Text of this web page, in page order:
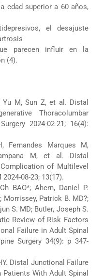
edad superior a 60 años,
el desajuste
parecen influir en la
(4).
Yu M, Sun Z, et al. Distal
Thoracolumbar
2024-02-21; 16(4):
Fernandes Marques M,
M, et al. Distal
of Multilevel
08-23; 13(17).
BAO*; Ahern, Daniel P.
Morrissey, Patrick B. MD?;
S. MD; Butler, Joseph S.
Review of Risk Factors
Failure in Adult Spinal
Surgery 34(9): p 347-
Distal Junctional Failure
With Adult Spinal